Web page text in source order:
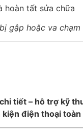
hoàn tất sửa chữa
gập hoặc va chạm
tiết – hỗ trợ kỹ
điện thoại